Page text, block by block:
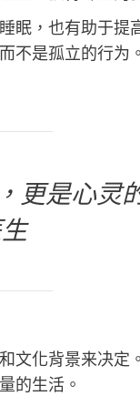
眠，也有助于提
不是孤立的行为。
更是心灵
文化背景来决定
的生活。